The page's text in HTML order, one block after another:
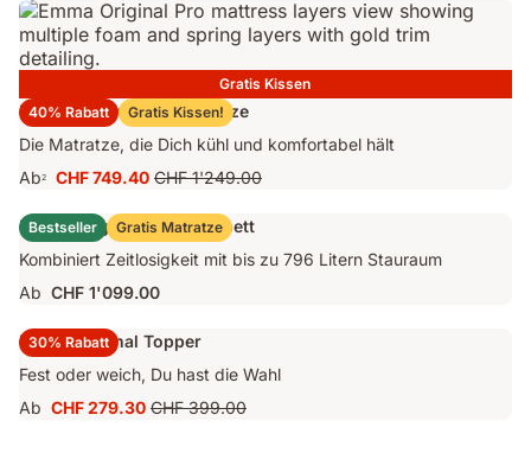
CHF 1'499.00
Gratis Kissen
40% Rabatt
Gratis Kissen!
Emma Original Pro Matratze
Die Matratze, die Dich kühl und komfortabel hält
Ab2
Preis
CHF 749.40
CHF 749.40 Ursprünglicher
Preis
CHF 1'249.00
CHF 1'249.00
Bestseller Gratis Matratze
Emma Original Stauraumbett
Kombiniert Zeitlosigkeit mit bis zu 796 Litern Stauraum
Ab CHF 1'099.00
30% Rabatt
Emma Original Topper
Fest oder weich, Du hast die Wahl
Ab Preis
CHF 279.30 Ursprünglicher
CHF 399.00